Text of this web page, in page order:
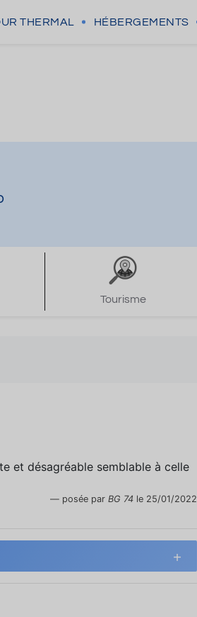
THERMAL HÉBERGEMENTS
Tourisme
et désagréable semblable à celle
posée par BG 74 le 25/01/2022